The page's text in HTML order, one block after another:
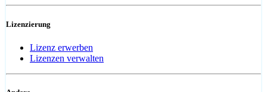
Lizenzierung
Lizenz erwerben
Lizenzen verwalten